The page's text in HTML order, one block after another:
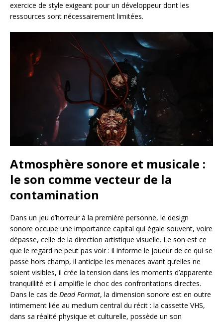
exercice de style exigeant pour un développeur dont les
ressources sont nécessairement limitées.
Atmosphère sonore et musicale :
le son comme vecteur de la
contamination
Dans un jeu d’horreur à la première personne, le design
sonore occupe une importance capital qui égale souvent, voire
dépasse, celle de la direction artistique visuelle. Le son est ce
que le regard ne peut pas voir : il informe le joueur de ce qui se
passe hors champ, il anticipe les menaces avant qu’elles ne
soient visibles, il crée la tension dans les moments d’apparente
tranquillité et il amplifie le choc des confrontations directes.
Dans le cas de Dead Format, la dimension sonore est en outre
intimement liée au medium central du récit : la cassette VHS,
dans sa réalité physique et culturelle, possède un son